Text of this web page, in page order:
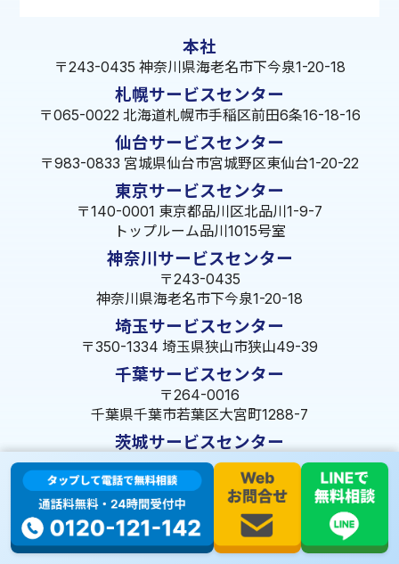
本社
〒243-0435 神奈川県海老名市下今泉1-20-18
札幌サービスセンター
〒065-0022 北海道札幌市手稲区前田6条16-18-16
仙台サービスセンター
〒983-0833 宮城県仙台市宮城野区東仙台1-20-22
東京サービスセンター
〒140-0001 東京都品川区北品川1-9-7
トップルーム品川1015号室
神奈川サービスセンター
〒243-0435
神奈川県海老名市下今泉1-20-18
埼玉サービスセンター
〒350-1334 埼玉県狭山市狭山49-39
千葉サービスセンター
〒264-0016
千葉県千葉市若葉区大宮町1288-7
茨城サービスセンター
〒309-1717 茨城県笠間市旭町322-2 102号
長野サービスセンター
〒380-0921 長野県長野市大字栗田653-141 皐月ビル
名古屋サービスセンター
〒455-0014 名古屋市港区港楽3-13-22